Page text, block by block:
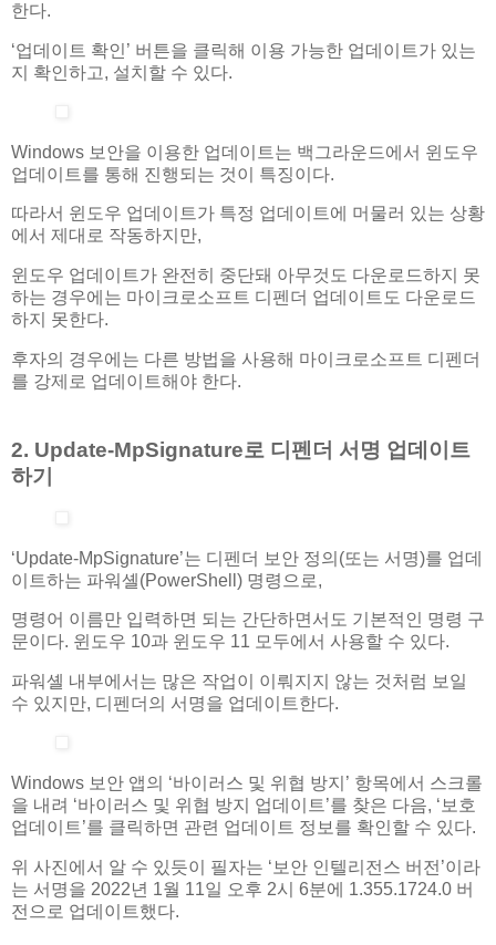
한다.
‘업데이트 확인’ 버튼을 클릭해 이용 가능한 업데이트가 있는
지 확인하고, 설치할 수 있다.
Windows 보안을 이용한 업데이트는 백그라운드에서 윈도우
업데이트를 통해 진행되는 것이 특징이다.
따라서 윈도우 업데이트가 특정 업데이트에 머물러 있는 상황
에서 제대로 작동하지만,
윈도우 업데이트가 완전히 중단돼 아무것도 다운로드하지 못
하는 경우에는 마이크로소프트 디펜더 업데이트도 다운로드
하지 못한다.
후자의 경우에는 다른 방법을 사용해 마이크로소프트 디펜더
를 강제로 업데이트해야 한다.
2. Update-MpSignature로 디펜더 서명 업데이트
하기
‘Update-MpSignature’는 디펜더 보안 정의(또는 서명)를 업데
이트하는 파워셸(PowerShell) 명령으로,
명령어 이름만 입력하면 되는 간단하면서도 기본적인 명령 구
문이다. 윈도우 10과 윈도우 11 모두에서 사용할 수 있다.
파워셸 내부에서는 많은 작업이 이뤄지지 않는 것처럼 보일
수 있지만, 디펜더의 서명을 업데이트한다.
Windows 보안 앱의 ‘바이러스 및 위협 방지’ 항목에서 스크롤
을 내려 ‘바이러스 및 위협 방지 업데이트’를 찾은 다음, ‘보호
업데이트’를 클릭하면 관련 업데이트 정보를 확인할 수 있다.
위 사진에서 알 수 있듯이 필자는 ‘보안 인텔리전스 버전’이라
는 서명을 2022년 1월 11일 오후 2시 6분에 1.355.1724.0 버
전으로 업데이트했다.